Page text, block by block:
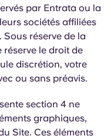
par Entrata ou la
sociétés affiliées
Sous réserve de la
le droit de
discrétion, votre
ou sans préavis.
section 4 ne
graphiques,
Site. Ces éléments